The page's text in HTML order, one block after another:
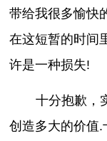
带给我很多愉快
在这短暂的时间
许是一种损失!
十分抱歉，
创造多大的价值